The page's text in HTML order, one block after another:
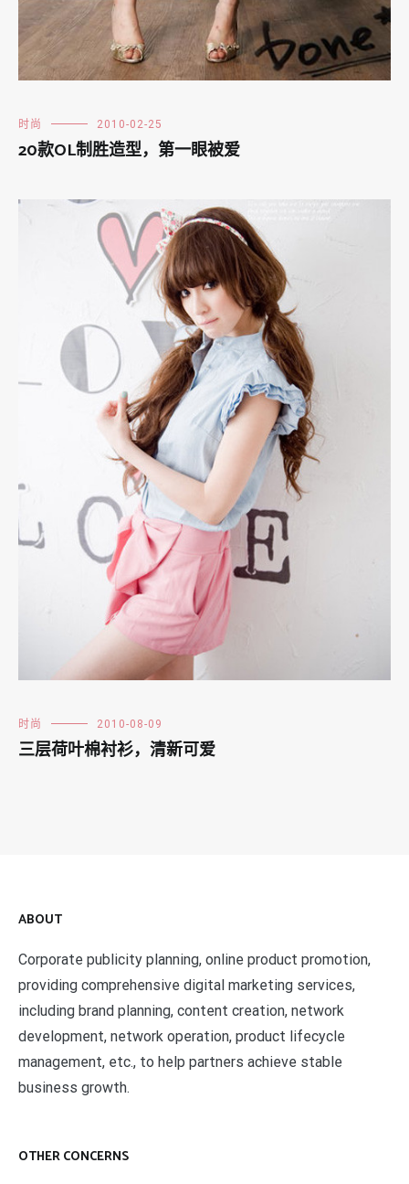
时尚 2010-02-25
20款OL制胜造型，第一眼被爱
时尚 2010-08-09
三层荷叶棉衬衫，清新可爱
ABOUT
Corporate publicity planning, online product promotion,
providing comprehensive digital marketing services,
including brand planning, content creation, network
development, network operation, product lifecycle
management, etc., to help partners achieve stable
business growth.
OTHER CONCERNS